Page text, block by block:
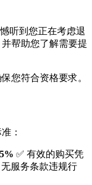
听到您正在考虑退
帮助您了解需要提
保您符合资格要求。
：
5% ✅ 有效的购买凭
服务条款违规行